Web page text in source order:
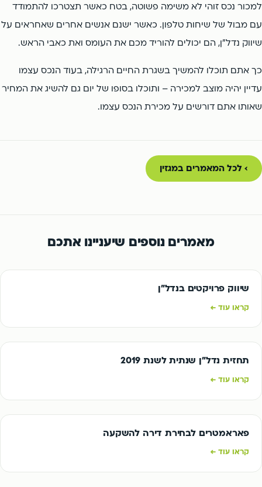
למכור נכס זוהי לא משימה פשוטה, בטח כאשר תצטרכו להתמודד
עם מבול של שיחות טלפון. כאשר ישנם אנשים אחרים שאחראים על
שיווק נדל"ן, הם יכולים להוריד מכם את העומס ואת כאבי הראש.
כך אתם תוכלו להמשיך בשגרת החיים הרגילה, בעוד הנכס עצמו
עדיין יהיה מוצב למכירה – ותוכלו בסופו של יום גם להשיג את המחיר
שאותו אתם דורשים על מכירת הנכס עצמו.
› לכל המאמרים במגזין
מאמרים נוספים שיעניינו אתכם
שיווק פרויקטים בנדל"ן
קראו עוד ←
תחזית נדל”ן שנתית לשנת 2019
קראו עוד ←
פאראמטרים לבחירת דירה להשקעה
קראו עוד ←